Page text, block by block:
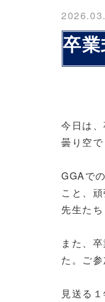
卒
今日は
曇り空
GGAで
こと、
先生た
また、
た。ご
見送る